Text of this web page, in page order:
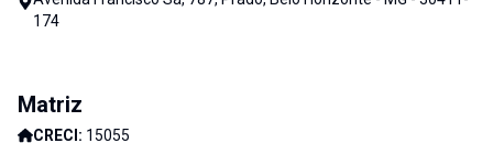
174
Matriz
CRECI: 15055